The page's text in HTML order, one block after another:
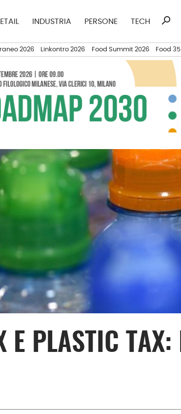
INDUSTRIA PERSONE TECH search
2026 Linkontro 2026 Food Summit 2026 Food 35
E PLASTIC TAX: